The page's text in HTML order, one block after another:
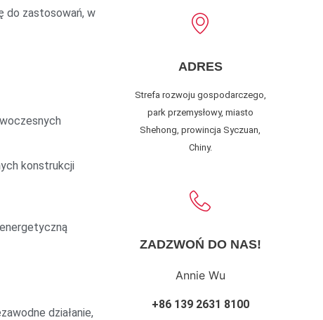
do zastosowań, w
konstrukcji
działanie,
ADRES
Strefa rozwoju gospodarczego,
park przemysłowy, miasto
Shehong, prowincja Syczuan,
Chiny.
ZADZWOŃ DO NAS!
Annie Wu
+86 139 2631 8100